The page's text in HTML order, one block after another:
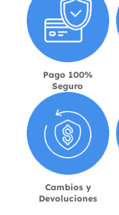
Pago 100%
Seguro
Cambios y
Devoluciones